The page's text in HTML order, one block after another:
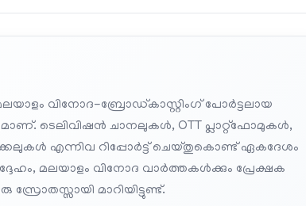
വിനോദ-ബ്രോഡ്കാസ്റ്റിംഗ് പോർട്ടലായ
ടെലിവിഷൻ ചാനലുകൾ, OTT പ്ലാറ്റ്‌ഫോമുകൾ,
എന്നിവ റിപ്പോർട്ട് ചെയ്തുകൊണ്ട് ഏകദേശം
മലയാളം വിനോദ വാർത്തകൾക്കും പ്രേക്ഷക
മാറിയിട്ടുണ്ട്.